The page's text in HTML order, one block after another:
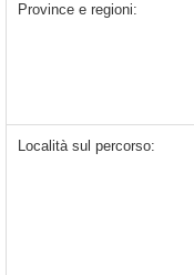
Province e regioni:
Località sul percorso: